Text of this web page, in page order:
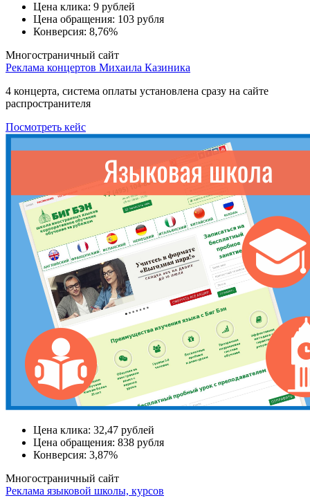
Цена клика: 9 рублей
Цена обращения: 103 рубля
Конверсия: 8,76%
Многостраничный сайт
Реклама концертов Михаила Казиника
4 концерта, система оплаты установлена сразу на сайте
распространителя
Посмотреть кейс
Цена клика: 32,47 рублей
Цена обращения: 838 рубля
Конверсия: 3,87%
Многостраничный сайт
Реклама языковой школы, курсов